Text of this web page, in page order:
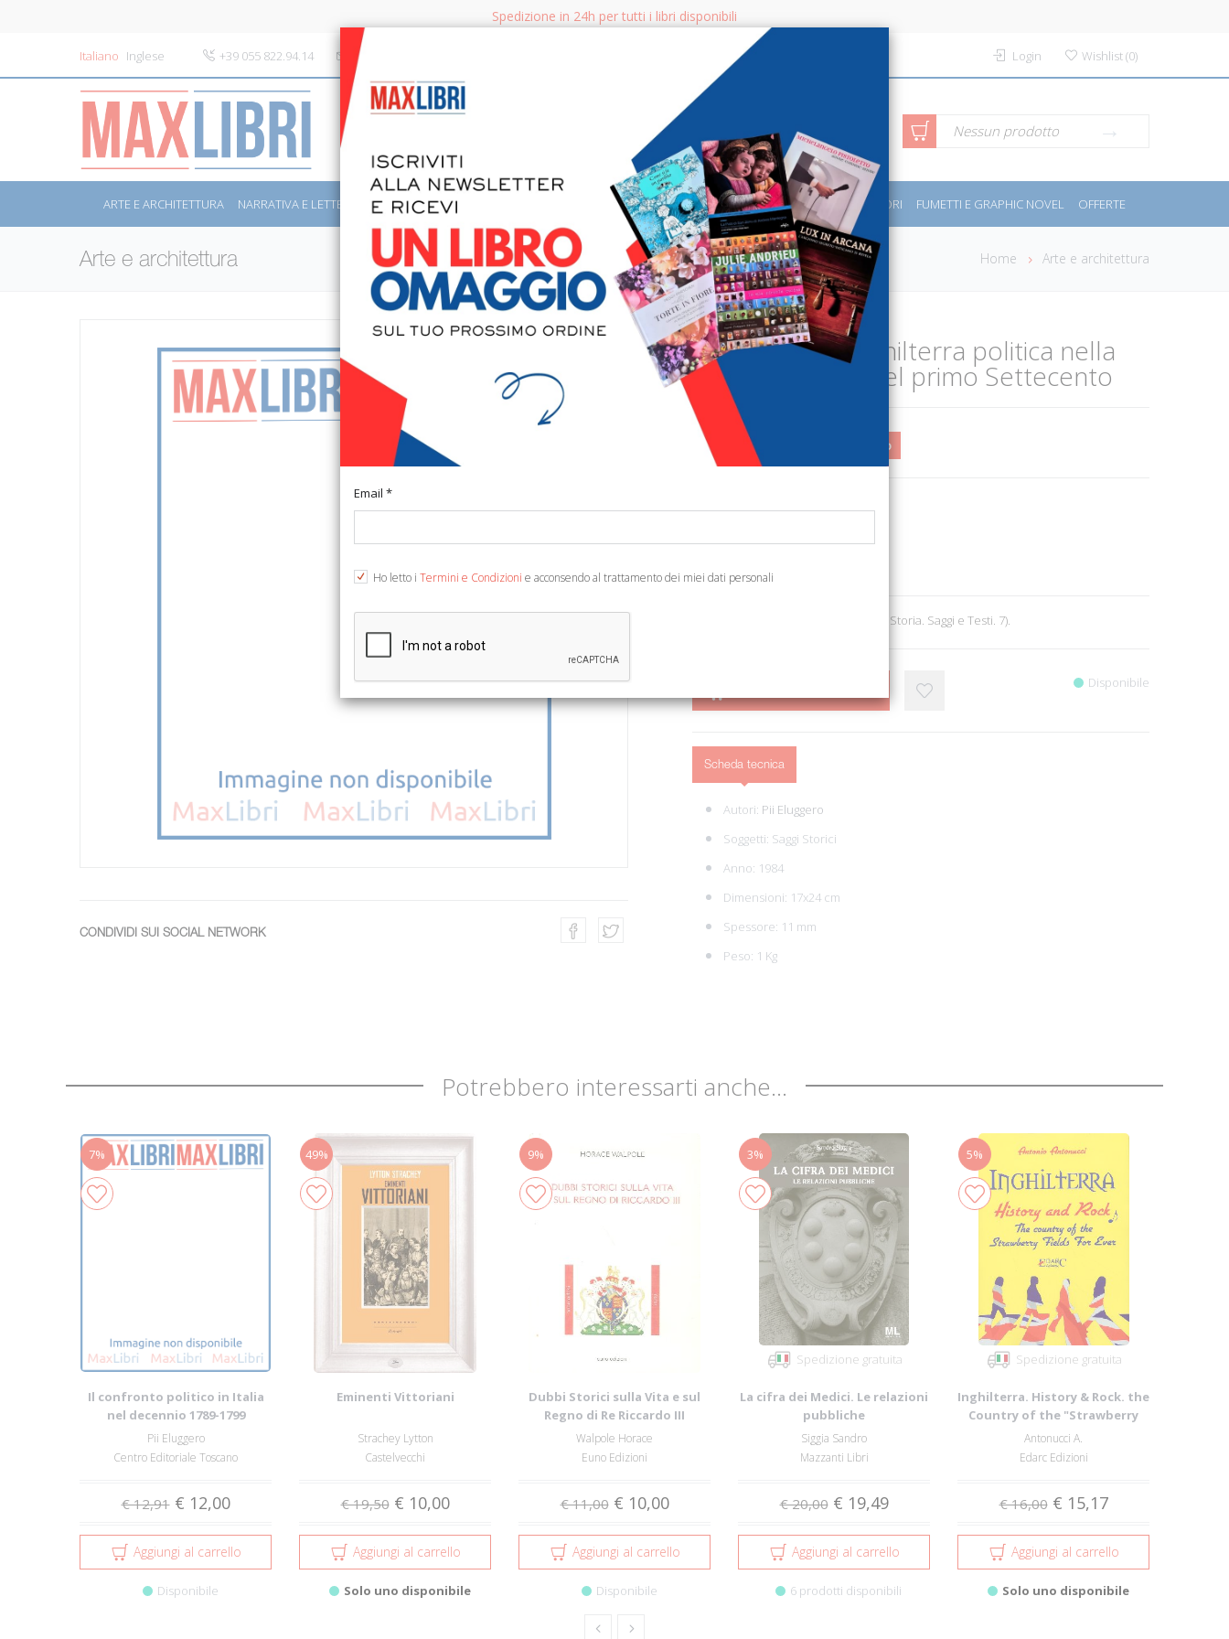
Spedizione in 24h per tutti i libri disponibili
Italiano Inglese +39 055 822.94.14 info@maxlibri.it Login Wishlist(0)
CERCA Ricerca avanzata Nessun prodotto
ARTE E ARCHITETTURA NARRATIVA E LETTERATURA SAGGISTICA LIBRI PER BAMBINI E RAGAZZI MANUALI - GUIDE - CORSI SPORT E MOTORI FUMETTI E GRAPHIC NOVEL OFFERTE
Arte e architettura Home Arte e architettura
CONDIVIDI SUI SOCIAL NETWORK
Immagini dell'Inghilterra politica nella
cultura italiana del primo Settecento
€ 10,00 3%
Codice: 397061522434259
Categoria: Storia - Archeologia
Ean13:
9788879570060
Firenze, 1984; br., pp. 150. (Politica e Storia. Saggi e Testi. 7).
Disponibile
Scheda tecnica
Autori: Pii Eluggero
Soggetti: Saggi Storici
Anno: 1984
Dimensioni: 17x24 cm
Spessore: 11 mm
Peso: 1 Kg
Potrebbero interessarti anche...
7%
Il confronto politico in Italia
nel decennio 1789-1799
Pii Eluggero
Centro Editoriale Toscano
€ 12,91 € 12,00
Aggiungi al carrello
Disponibile
49%
Eminenti Vittoriani
Strachey Lytton
Castelvecchi
€ 19,50 € 10,00
Aggiungi al carrello
Solo uno disponibile
9%
Dubbi Storici sulla Vita e sul
Regno di Re Riccardo III
Walpole Horace
Euno Edizioni
€ 11,00 € 10,00
Aggiungi al carrello
Disponibile
3%
Spedizione gratuita
La cifra dei Medici. Le relazioni
pubbliche
Siggia Sandro
Mazzanti Libri
€ 20,00 € 19,49
Aggiungi al carrello
6 prodotti disponibili
5%
Spedizione gratuita
Inghilterra. History & Rock. the
Country of the "Strawberry
Field...
Antonucci A.
Edarc Edizioni
€ 16,00 € 15,17
Aggiungi al carrello
Solo uno disponibile
Email *
Ho letto i Termini e Condizioni e acconsendo al trattamento dei miei dati personali